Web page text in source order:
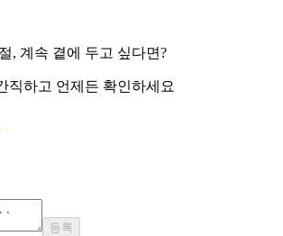
, 계속 곁에 두고 싶다면?
직하고 언제든 확인하세요
등록